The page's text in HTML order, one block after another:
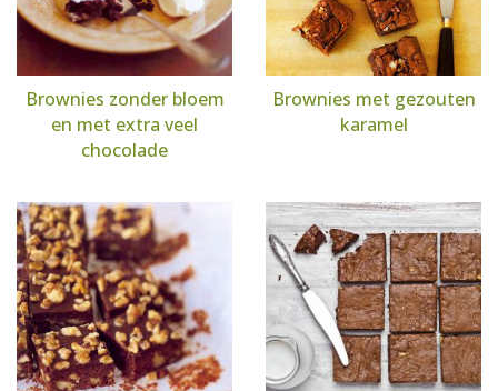
Brownies zonder bloem
en met extra veel
chocolade
Brownies met gezouten
karamel